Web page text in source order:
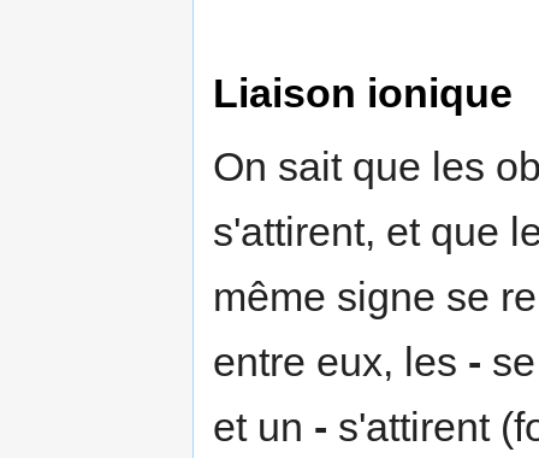
Liaison ionique
On sait que les
s'attirent, et que
même signe se
entre eux, les -
et un - s'attirent